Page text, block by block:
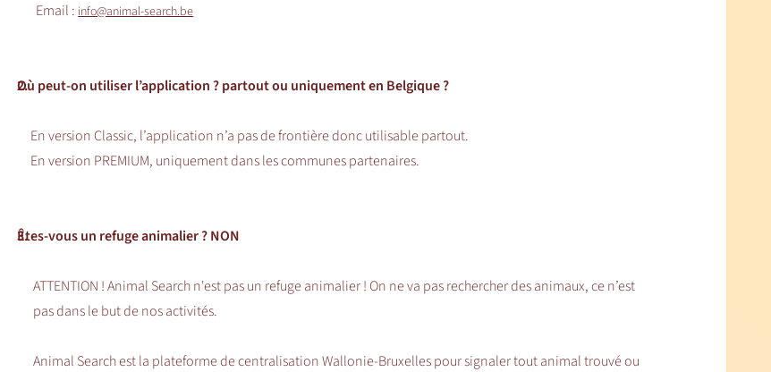
Email : info@animal-search.be
2.
Où peut-on utiliser l’application ? partout ou uniquement en Belgique ?
En version Classic, l’application n’a pas de frontière donc utilisable partout.
En version PREMIUM, uniquement dans les communes partenaires.
3.
Êtes-vous un refuge animalier ? NON
ATTENTION ! Animal Search n'est pas un refuge animalier ! On ne va pas rechercher des animaux, ce n’est
pas dans le but de nos activités.
Animal Search est la plateforme de centralisation Wallonie-Bruxelles pour signaler tout animal trouvé ou